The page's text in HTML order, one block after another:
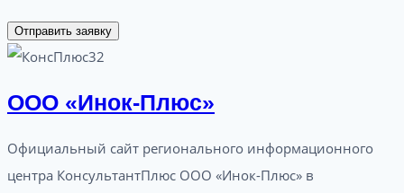
Отправить заявку
ООО «Инок-Плюс»
Официальный сайт регионального информационного
центра КонсультантПлюс ООО «Инок-Плюс» в